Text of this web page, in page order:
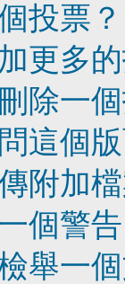
投票？
更多
除一
這個
附加
個警
舉一